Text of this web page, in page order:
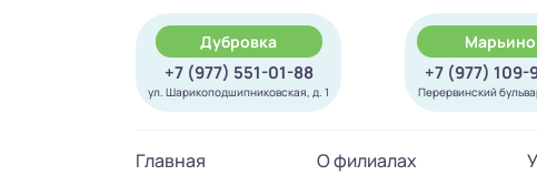
Дубровка
+7 (977) 551-01-88
ул. Шарикоподшипниковская, д. 1
Марьино
+7 (977) 109-
Перервинский
Главная О филиалах